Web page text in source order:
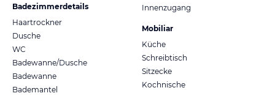
Badezimmerdetails
Haartrockner
Dusche
WC
Badewanne/Dusche
Badewanne
Bademantel
Innenzugang
Mobiliar
Küche
Schreibtisch
Sitzecke
Kochnische